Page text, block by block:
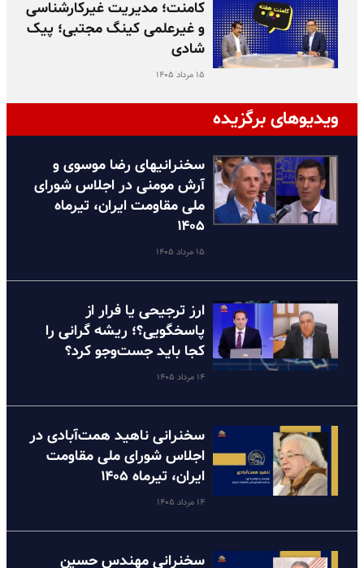
کامنت؛ مدیریت غیرکارشناسی
و غیرعلمی کینگ مجتبی؛ پیک
شادی
۱۵ مرداد ۱۴۰۵
ویدیوهای برگزیده
سخنرانیهای رضا موسوی و
آرش مومنی در اجلاس شورای
ملی مقاومت ایران، تیرماه
۱۴۰۵
۱۵ مرداد ۱۴۰۵
ارز ترجیحی یا فرار از
پاسخگویی؟؛ ریشه گرانی را
کجا باید جست‌وجو کرد؟
۱۴ مرداد ۱۴۰۵
سخنرانی ناهید همت‌آبادی در
اجلاس شورای ملی مقاومت
ایران، تیرماه ۱۴۰۵
۱۴ مرداد ۱۴۰۵
سخنرانی مهندس حسین